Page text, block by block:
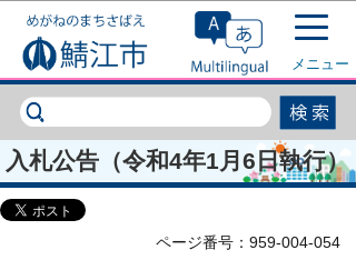
このページの本文へ移動
メニュー
入札公告（令和4年1月6日執行）
ページ番号：959-004-054